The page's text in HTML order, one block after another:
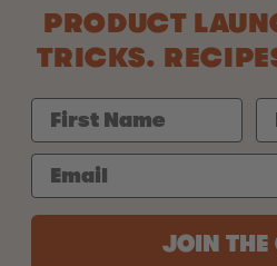
PRODUCT
TRICKS.
JOIN THE